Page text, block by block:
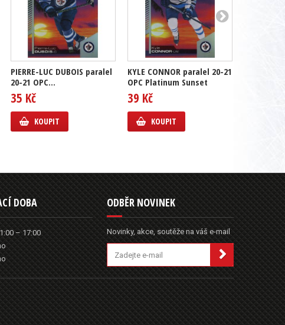
PIERRE-LUC DUBOIS paralel
20-21 OPC...
35 Kč
KOUPIT
KYLE CONNOR paralel 20-21
OPC Platinum Sunset
39 Kč
KOUPIT
DOBA
– 17:00
ODBĚR NOVINEK
Novinky, akce, soutěže na váš e-mail